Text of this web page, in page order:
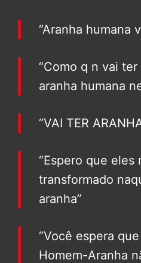
“Aranha humana
“Como q n vai
aranha humana
“VAI TER
“Espero que eles
transformado
aranha”
“Você espera
Homem-Aranha